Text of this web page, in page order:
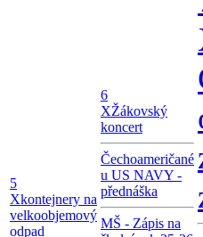
5
Xkontejnery na
velkoobjemový
odpad
6
XŽákovský
koncert
Čechoameričané
u US NAVY -
přednáška
MŠ - Zápis na